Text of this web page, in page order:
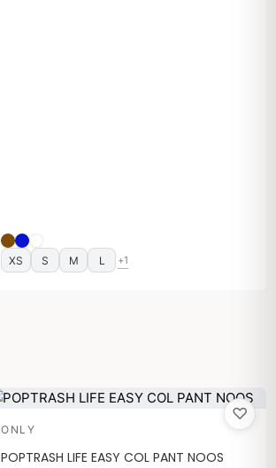
XS S M L +1
♡
ONLY
POPTRASH LIFE EASY COL PANT NOOS